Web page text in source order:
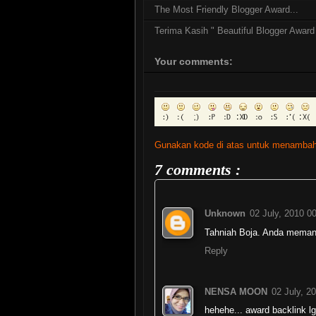
The Most Friendly Blogger Award...
Terima Kasih " Beautiful Blogger
Your comments:
Gunakan kode di atas untuk
7 comments :
Unknown 02 July, 2010
Tahniah Boja. Anda
Reply
NENSA MOON 02 July,
hehehe... award backlink